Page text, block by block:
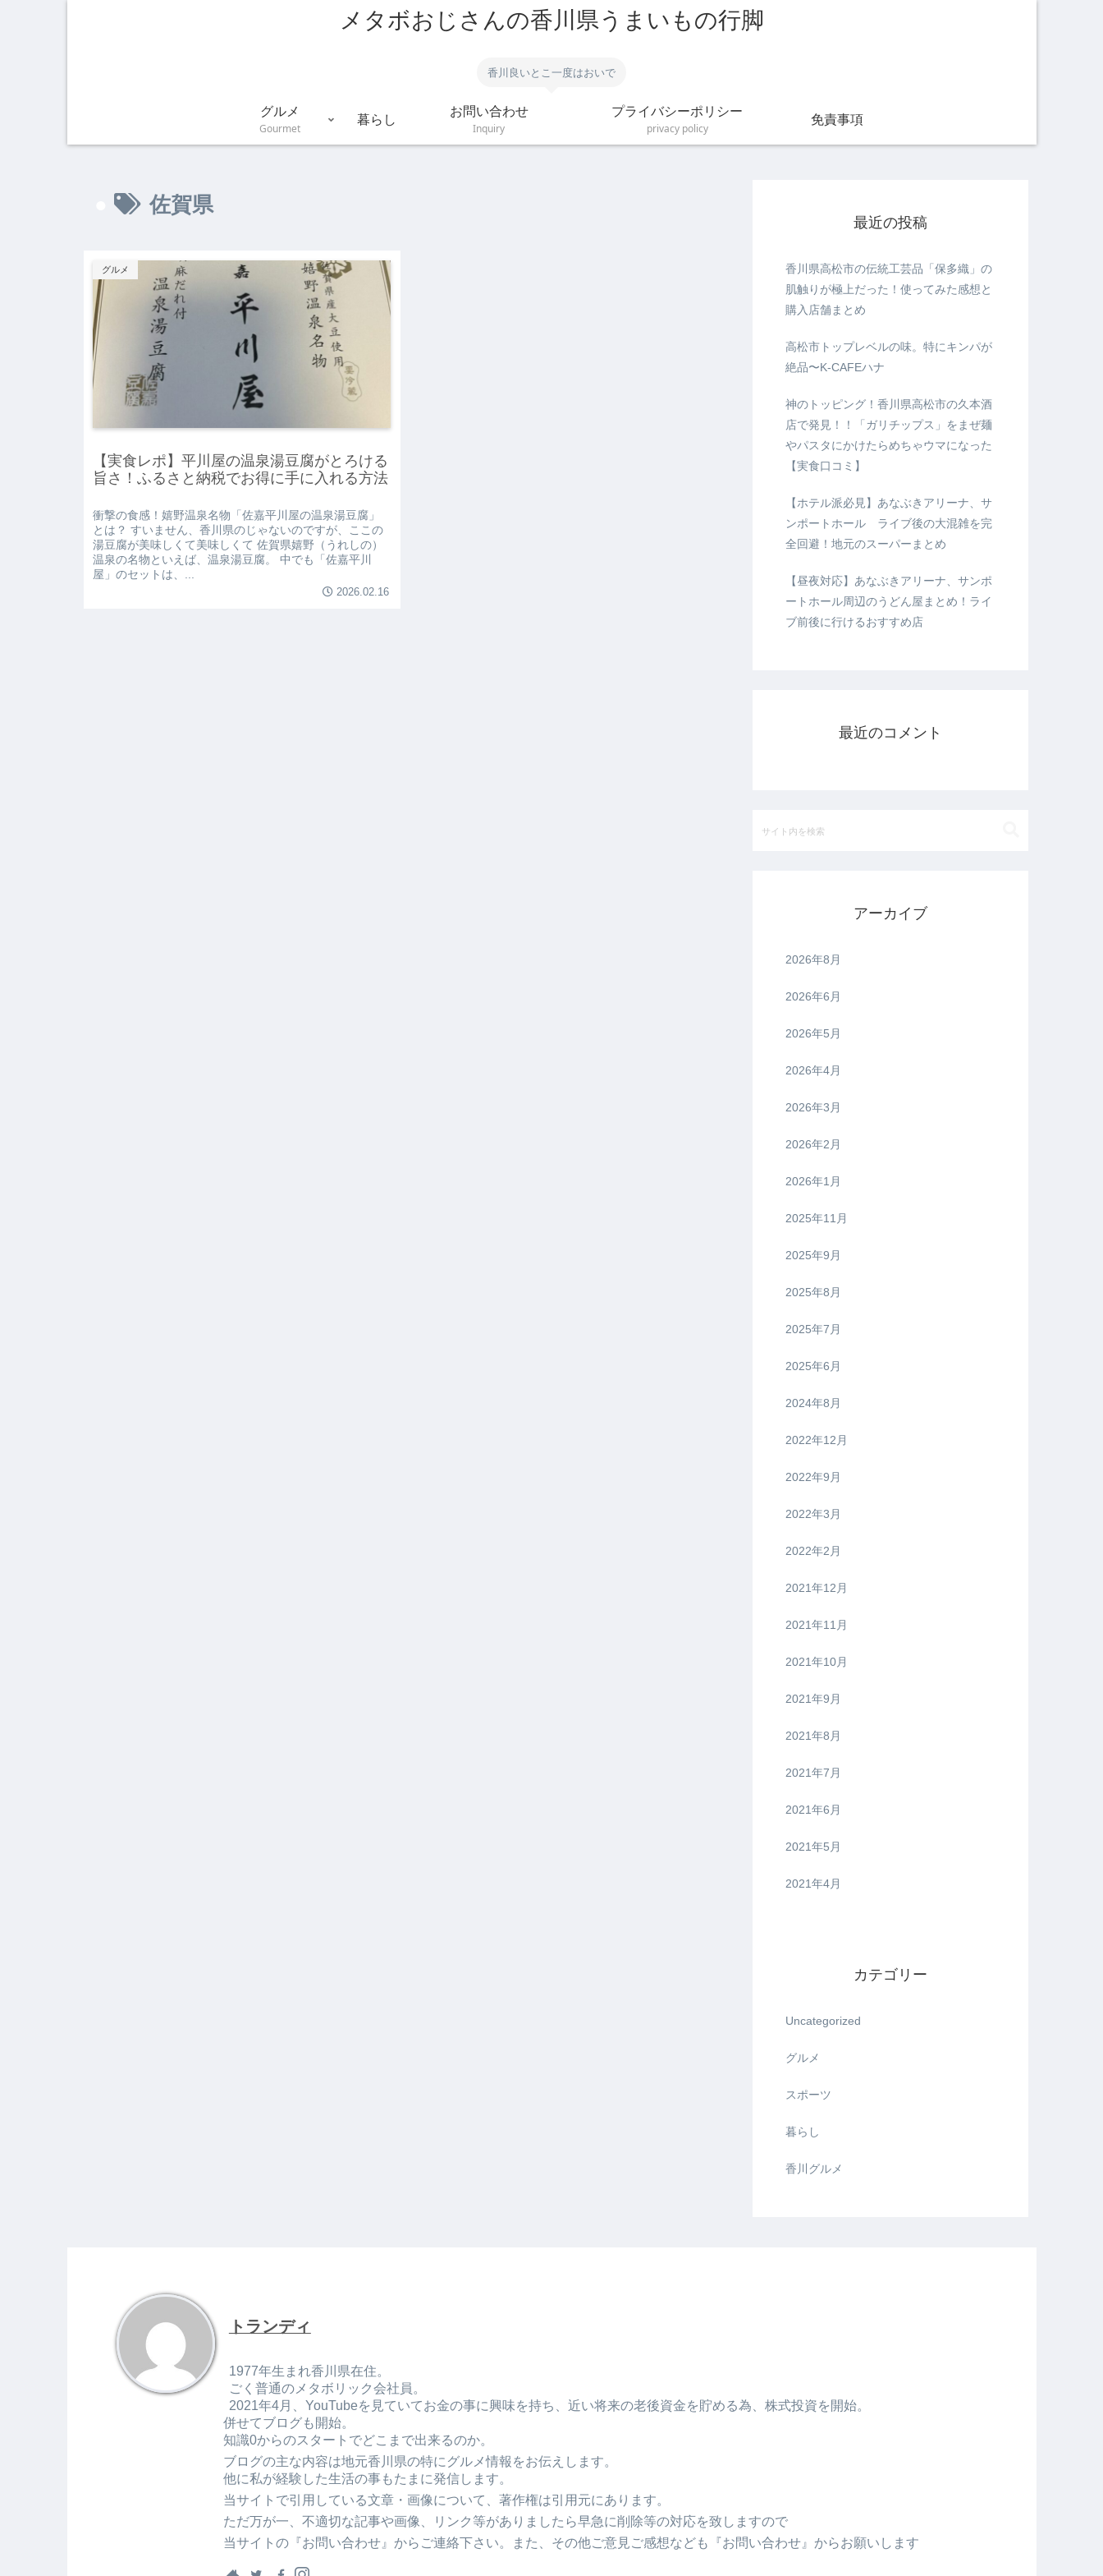
メタボおじさんの香川県うまいもの行脚
香川良いとこ一度はおいで
グルメ
Gourmet
暮らし
お問い合わせ
Inquiry
プライバシーポリシー
privacy policy
免責事項
佐賀県
グルメ
【実食レポ】平川屋の温泉湯豆腐がとろける
旨さ！ふるさと納税でお得に手に入れる方法
衝撃の食感！嬉野温泉名物「佐嘉平川屋の温泉湯豆腐」
とは？ すいません、香川県のじゃないのですが、ここの
湯豆腐が美味しくて美味しくて 佐賀県嬉野（うれしの）
温泉の名物といえば、温泉湯豆腐。 中でも「佐嘉平川
屋」のセットは、...
2026.02.16
最近の投稿
香川県高松市の伝統工芸品「保多織」の
肌触りが極上だった！使ってみた感想と
購入店舗まとめ
高松市トップレベルの味。特にキンパが
絶品〜K-CAFEハナ
神のトッピング！香川県高松市の久本酒
店で発見！！「ガリチップス」をまぜ麺
やパスタにかけたらめちゃウマになった
【実食口コミ】
【ホテル派必見】あなぶきアリーナ、サ
ンポートホール ライブ後の大混雑を完
全回避！地元のスーパーまとめ
【昼夜対応】あなぶきアリーナ、サンポ
ートホール周辺のうどん屋まとめ！ライ
ブ前後に行けるおすすめ店
最近のコメント
アーカイブ
2026年8月
2026年6月
2026年5月
2026年4月
2026年3月
2026年2月
2026年1月
2025年11月
2025年9月
2025年8月
2025年7月
2025年6月
2024年8月
2022年12月
2022年9月
2022年3月
2022年2月
2021年12月
2021年11月
2021年10月
2021年9月
2021年8月
2021年7月
2021年6月
2021年5月
2021年4月
カテゴリー
Uncategorized
グルメ
スポーツ
暮らし
香川グルメ
トランディ
1977年生まれ香川県在住。
ごく普通のメタボリック会社員。
2021年4月、YouTubeを見ていてお金の事に興味を持ち、近い将来の老後資金を貯める為、株式投資を開始。
併せてブログも開始。
知識0からのスタートでどこまで出来るのか。
ブログの主な内容は地元香川県の特にグルメ情報をお伝えします。
他に私が経験した生活の事もたまに発信します。
当サイトで引用している文章・画像について、著作権は引用元にあります。
ただ万が一、不適切な記事や画像、リンク等がありましたら早急に削除等の対応を致しますので
当サイトの『お問い合わせ』からご連絡下さい。また、その他ご意見ご感想なども『お問い合わせ』からお願いします